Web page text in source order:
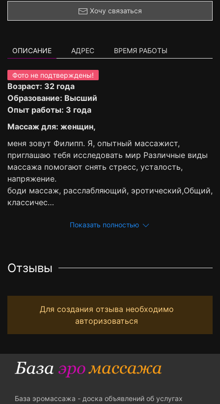
Хочу связаться
ОПИСАНИЕ АДРЕС ВРЕМЯ РАБОТЫ
Фото не подтверждены!
Возраст: 32 года
Образование: Высший
Опыт работы: 3 года
Массаж для: женщин,
меня зовут Филипп. Я, опытный массажист,
приглашаю тебя исследовать мир Различные виды
массажа помогают снять стресс, усталость,
напряжение.
боди массаж, расслабляющий, эротический,Общий,
классичес…
Показать полностью
Отзывы
Для создания отзыва необходимо
авторизоваться
База эромассажа - доска объявлений об услугах